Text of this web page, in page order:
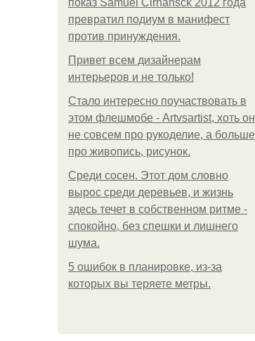
показ Samuel Cirnansck 2012 года
превратил подиум в манифест
против принуждения.
Привет всем дизайнерам
интерьеров и не только!
Стало интересно поучаствовать в
этом флешмобе - Artvsartist, хоть он
не совсем про рукоделие, а больше
про живопись, рисунок.
Среди сосен. Этот дом словно
вырос среди деревьев, и жизнь
здесь течет в собственном ритме -
спокойно, без спешки и лишнего
шума.
5 ошибок в планировке, из-за
которых вы теряете метры.